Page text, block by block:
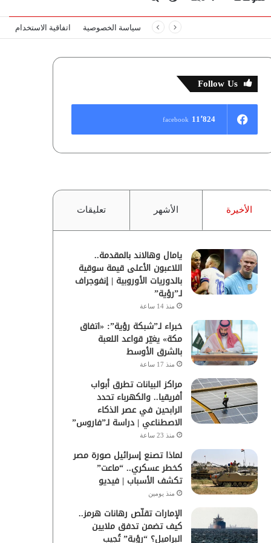
عنالمظلم
سياسة الخصوصية اتفاقية الاستخدام
Follow Us
11٬824 facebook
الأخيرة الأشهر تعليقات
يامال وهالاند بالمقدمة..
اللاعبون الأعلى قيمة سوقية
بالدوريات الأوروبية | إنفوجراف
لـ”رؤية”
منذ 14 ساعة
خبراء لـ”شبكة رؤية”: «اتفاق
مكة» يغيّر قواعد اللعبة
بالشرق الأوسط
منذ 17 ساعة
مراكز البيانات تطرق أبواب
أفريقيا.. والكهرباء تحدد
الرابحين في عصر الذكاء
الاصطناعي | دراسة لـ”فاروس”
منذ 23 ساعة
لماذا تصنع إسرائيل صورة مصر
كخطر عسكري.. “ماعت”
تكشف الأسباب | فيديو
منذ يومين
الإمارات تقلّص رهانات هرمز..
كيف تضمن تدفق ملايين
البراميل؟ “رؤية” تُجيب